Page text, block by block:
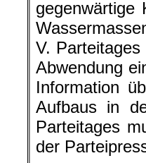
gegenwärtige
V.
Abwendung
Information
Aufbaus in
Parteitages
der